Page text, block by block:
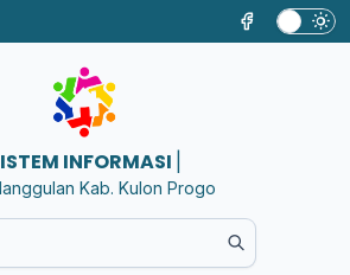
SISTEM IN|
Kab. Kulon Progo